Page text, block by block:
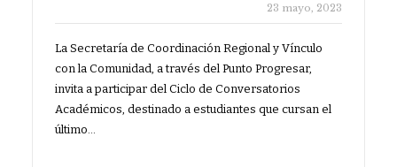
23 mayo, 2023
La Secretaría de Coordinación Regional y Vínculo
con la Comunidad, a través del Punto Progresar,
invita a participar del Ciclo de Conversatorios
Académicos, destinado a estudiantes que cursan el
último…